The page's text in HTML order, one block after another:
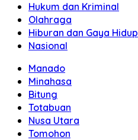
Hukum dan Kriminal
Olahraga
Hiburan dan Gaya Hidup
Nasional
Manado
Minahasa
Bitung
Totabuan
Nusa Utara
Tomohon